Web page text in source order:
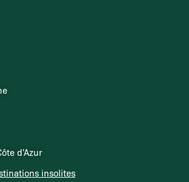
d'Azur
insolites